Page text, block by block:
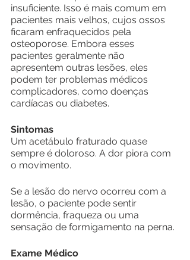
insuficiente. Isso é mais comum em
pacientes mais velhos, cujos ossos
ficaram enfraquecidos pela
osteoporose. Embora esses
pacientes geralmente não
apresentem outras lesões, eles
podem ter problemas médicos
complicadores, como doenças
cardíacas ou diabetes.
Sintomas
Um acetábulo fraturado quase
sempre é doloroso. A dor piora com
o movimento.
Se a lesão do nervo ocorreu com a
lesão, o paciente pode sentir
dormência, fraqueza ou uma
sensação de formigamento na perna.
Exame Médico